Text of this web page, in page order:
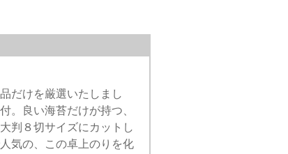
だけを厳選いたしまし
。良い海苔だけが持つ、
判８切サイズにカットし
気の、この卓上のりを化